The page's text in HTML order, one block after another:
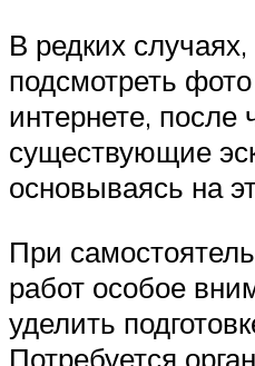
В редких
подсмотреть
интернете, после
существующие
основываясь на
При
работ особое
уделить
Потребуется